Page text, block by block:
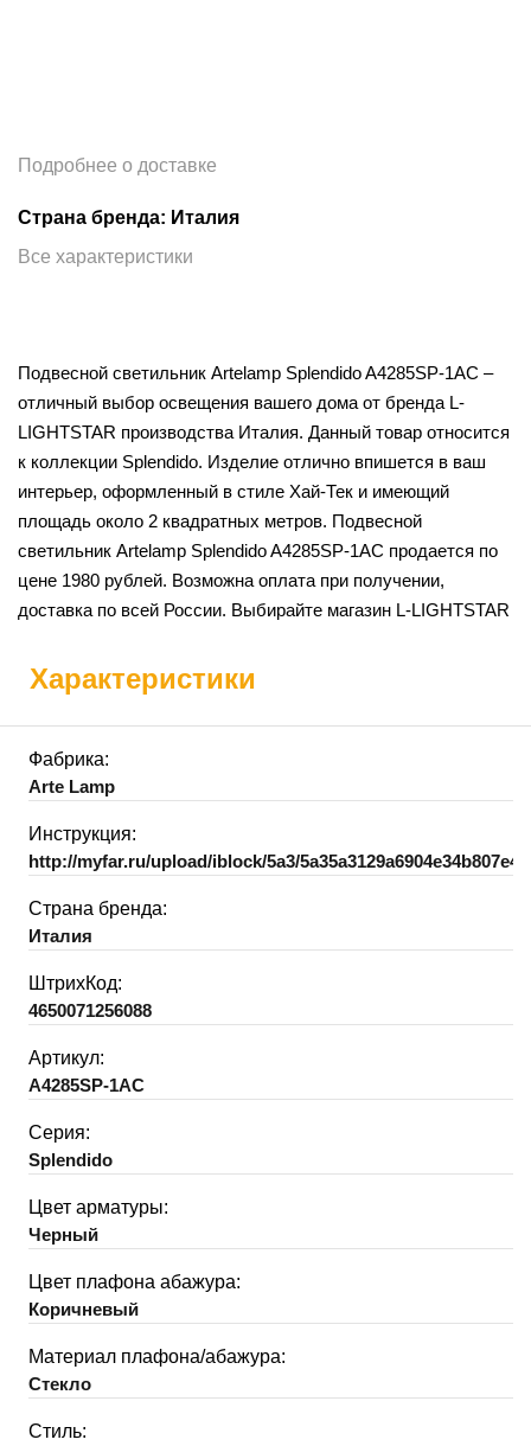
Подробнее о доставке
Страна бренда: Италия
Все характеристики
Подвесной светильник Artelamp Splendido A4285SP-1AC –
отличный выбор освещения вашего дома от бренда L-
LIGHTSTAR производства Италия. Данный товар относится
к коллекции Splendido. Изделие отлично впишется в ваш
интерьер, оформленный в стиле Хай-Тек и имеющий
площадь около 2 квадратных метров. Подвесной
светильник Artelamp Splendido A4285SP-1AC продается по
цене 1980 рублей. Возможна оплата при получении,
доставка по всей России. Выбирайте магазин L-LIGHTSTAR
Характеристики
Фабрика:
Arte Lamp
Инструкция:
http://myfar.ru/upload/iblock/5a3/
Страна бренда:
Италия
ШтрихКод:
4650071256088
Артикул:
A4285SP-1AC
Серия:
Splendido
Цвет арматуры:
Черный
Цвет плафона абажура:
Коричневый
Материал плафона/абажура:
Стекло
Стиль: